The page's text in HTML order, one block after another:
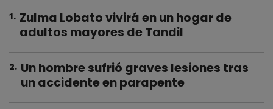
1. Zulma Lobato vivirá en un hogar de
adultos mayores de Tandil
2. Un hombre sufrió graves lesiones tras
un accidente en parapente